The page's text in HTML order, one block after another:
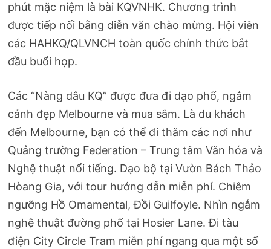
phút mặc niệm là bài KQVNHK. Chương trình
được tiếp nối bằng diễn văn chào mừng. Hội viên
các HAHKQ/QLVNCH toàn quốc chính thức bắt
đầu buổi họp.
Các “Nàng dâu KQ” được đưa đi dạo phố, ngắm
cảnh đẹp Melbourne và mua sắm. Là du khách
đến Melbourne, bạn có thể đi thăm các nơi như
Quảng trường Federation – Trung tâm Văn hóa và
Nghệ thuật nổi tiếng. Dạo bộ tại Vườn Bách Thảo
Hòang Gia, với tour hướng dẫn miễn phí. Chiêm
ngưỡng Hồ Omamental, Đồi Guilfoyle. Nhìn ngắm
nghệ thuật đường phố tại Hosier Lane. Đi tàu
điện City Circle Tram miễn phí ngang qua một số